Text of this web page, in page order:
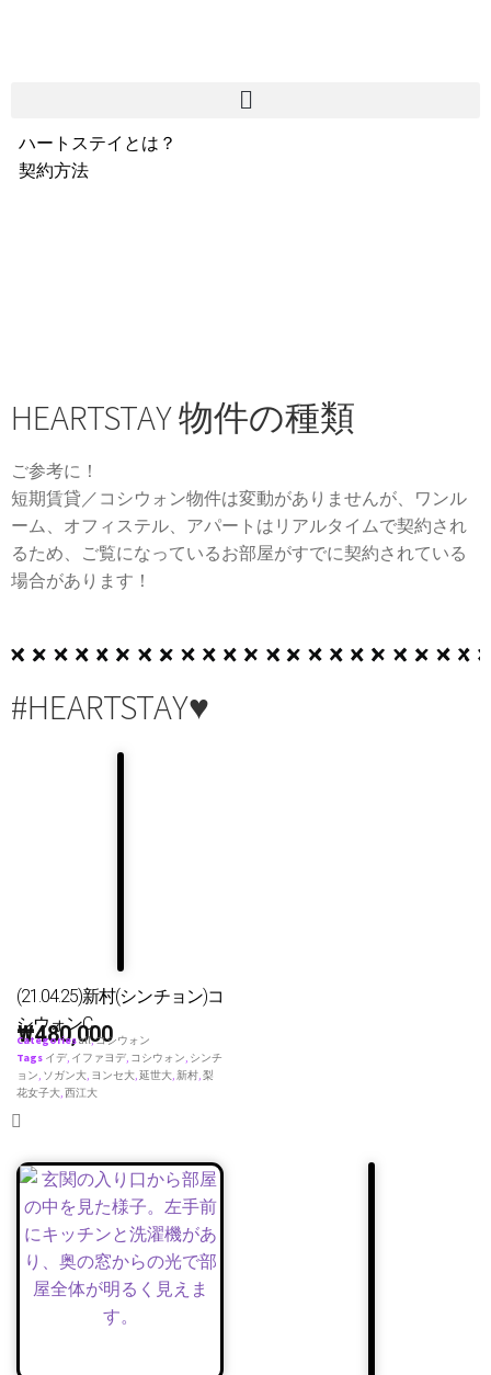
ハートステイとは？
契約方法
HEARTSTAY 物件の種類
ご参考に！
短期賃貸／コシウォン物件は変動がありませんが、ワンル
ーム、オフィステル、アパートはリアルタイムで契約され
るため、ご覧になっているお部屋がすでに契約されている
場合があります！
#HEARTSTAY♥
(21.04.25)新村(シンチョン)コ
シウォンC
₩480,000
Categoriesall,コシウォン
Tags イデ, イファヨデ, コシウォン, シンチ
ョン, ソガン大, ヨンセ大,延世大,新村,梨
花女子大,西江大